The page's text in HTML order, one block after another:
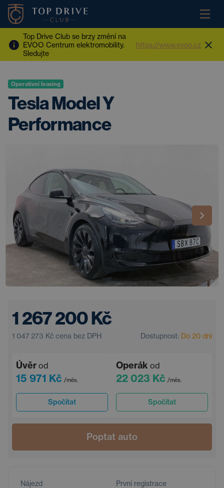
Top Drive Club se brzy změní na
EVOO Centrum elektromobility.
Sledujte
https://www.evoo.cz
Operativní leasing
Tesla Model Y
Performance
1 267 200 Kč
1 047 273 Kč cena bez DPH Dostupnost: Do 20 dní
Úvěr od
15 971 Kč /měs.
Spočítat
Operák od
22 023 Kč /měs.
Spočítat
Poptat auto
Nájezd První registrace